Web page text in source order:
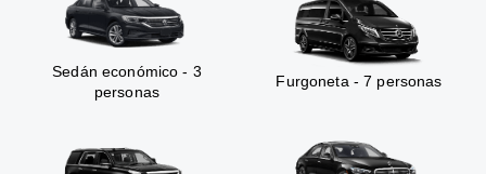
Sedán económico - 3
personas
Furgoneta - 7 personas